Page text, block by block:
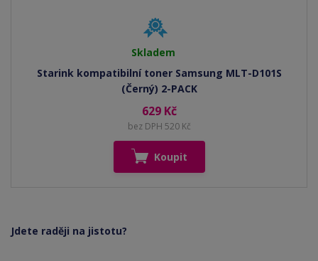
Skladem
Starink kompatibilní toner Samsung MLT-D101S
(Černý) 2-PACK
629 Kč
bez DPH 520 Kč
Koupit
Jdete raději na jistotu?